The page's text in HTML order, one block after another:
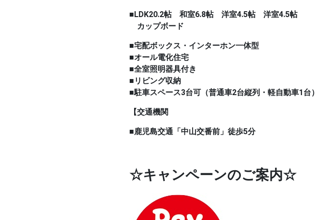
■LDK20.2帖 和室6.8帖 洋室4.5帖 洋室4.5帖
カップボード
■宅配ボックス・インターホン一体型
■オール電化住宅
■全室照明器具付き
■リビング収納
■駐車スペース3台可（普通車2台縦列・軽自動車1台）
【交通機関
■鹿児島交通「中山交番前」徒歩5分
☆キャンペーンのご案内☆